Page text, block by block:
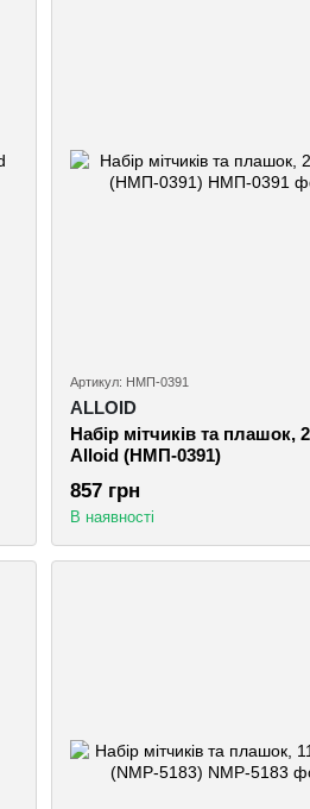
Артикул: НМП-0391
ALLOID
Набір мітчиків та плашок,
Alloid (НМП-0391)
857 грн
В наявності